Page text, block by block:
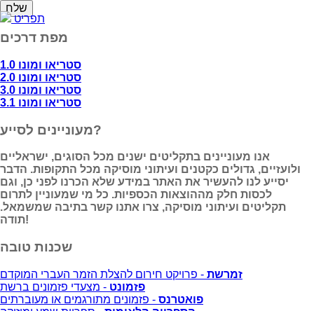
תפריט
מפת דרכים
סטריאו ומונו 1.0
סטריאו ומונו 2.0
סטריאו ומונו 3.0
סטריאו ומונו 3.1
מעוניינים לסייע?
אנו מעוניינים בתקליטים ישנים מכל הסוגים, ישראליים
ולועזיים, גדולים כקטנים ועיתוני מוסיקה מכל התקופות. הדבר
יסייע לנו להעשיר את האתר במידע שלא הכרנו לפני כן, וגם
לכסות חלק מההוצאות הכספיות. כל מי שמעוניין לתרום
תקליטים ועיתוני מוסיקה, צרו אתנו קשר בתיבה שמשמאל.
תודה!
שכנות טובה
זמרשת - פרויקט חירום להצלת הזמר העברי המוקדם
פזמונט - מצעדי פזמונים ברשת
פואטרנס - פזמונים מתורגמים או מעוברתים